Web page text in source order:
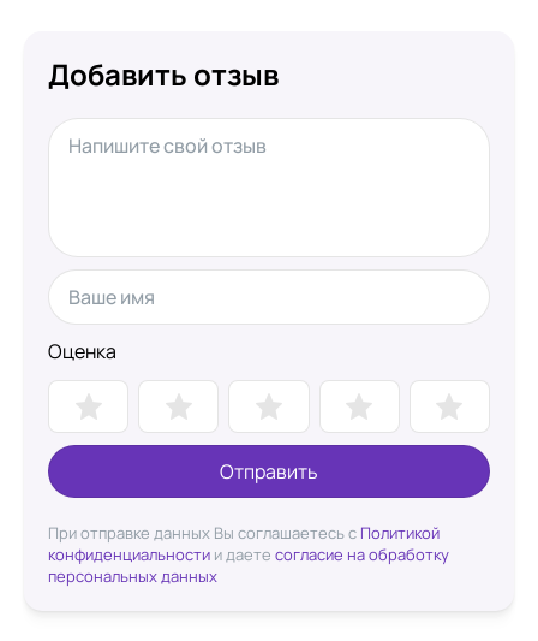
Добавить отзыв
Оценка
Отправить
При отправке данных Вы соглашаетесь с Политикой
конфиденциальности и даете согласие на обработку
персональных данных